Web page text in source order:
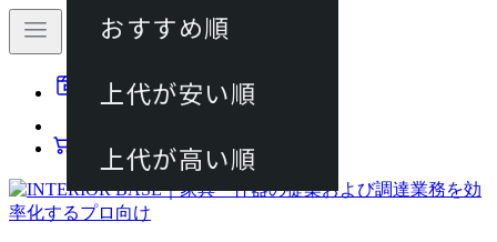
動画マニュアル
カート
おすすめ順
上代が安い順
上代が高い順